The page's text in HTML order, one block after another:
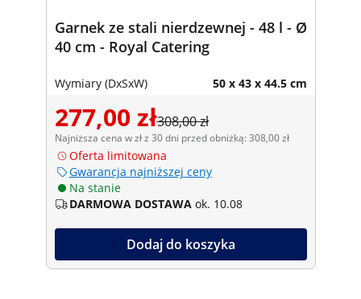
Garnek ze stali nierdzewnej - 48 l - Ø
40 cm - Royal Catering
Wymiary (DxSxW) 50 x 43 x 44.5 cm
277,00 zł308,00 zł
Najniższa cena w zł z 30 dni przed obniżką: 308,00 zł
Oferta limitowana
Gwarancja najniższej ceny
Na stanie
DARMOWA DOSTAWA ok. 10.08
Dodaj do koszyka